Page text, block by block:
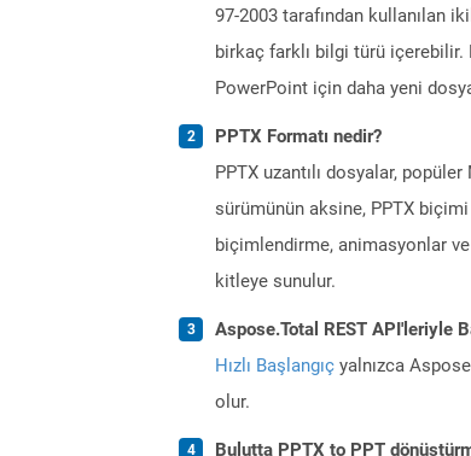
97-2003 tarafından kullanılan
birkaç farklı bilgi türü
PowerPoint için daha yeni
PPTX Formatı nedir?
PPTX uzantılı dosyalar,
sürümünün aksine, PPTX
biçimlendirme, animasyonlar
kitleye sunulur.
Aspose.Total REST API'leriyle
Hızlı Başlangıç yalnızca
olur.
Bulutta PPTX to PPT